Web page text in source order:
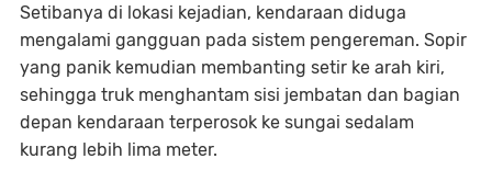
Setibanya di lokasi kejadian, kendaraan diduga
mengalami gangguan pada sistem pengereman. Sopir
yang panik kemudian membanting setir ke arah kiri,
sehingga truk menghantam sisi jembatan dan bagian
depan kendaraan terperosok ke sungai sedalam
kurang lebih lima meter.